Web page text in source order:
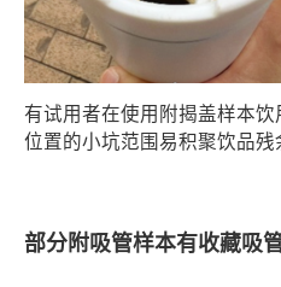
有试用者在使用附揭盖样本
位置的小坑范围易积聚饮品残
部分附吸管样本有收藏吸